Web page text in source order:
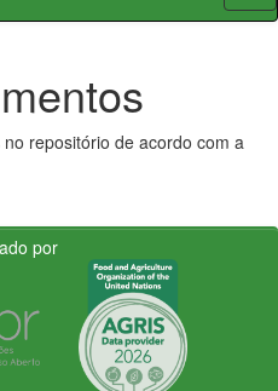
repositório de acordo com a
por